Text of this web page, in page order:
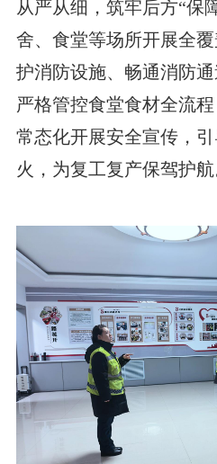
从严从细，筑牢后方“保
舍、食堂等场所开展全
护消防设施、畅通消防
严格管控食堂食材全流
常态化开展安全宣传，
火，为复工复产保驾护航